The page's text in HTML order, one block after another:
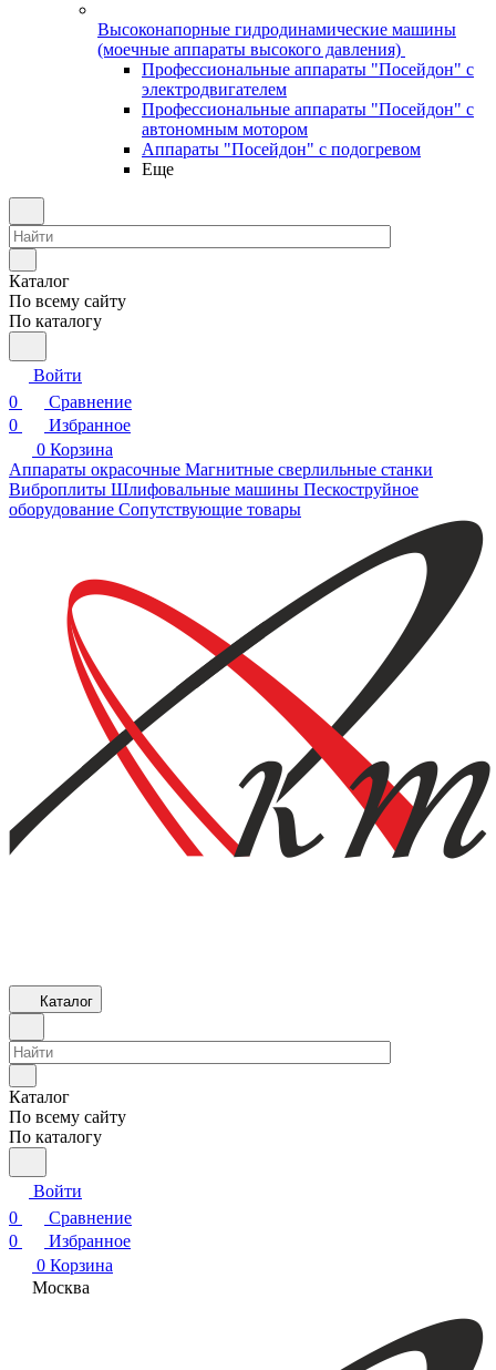
Высоконапорные гидродинамические машины
(моечные аппараты высокого давления)
Профессиональные аппараты "Посейдон" с
электродвигателем
Профессиональные аппараты "Посейдон" с
автономным мотором
Аппараты "Посейдон" с подогревом
Еще
Каталог
По всему сайту
По каталогу
Войти
0
Сравнение
0
Избранное
0 Корзина
Аппараты окрасочные Магнитные сверлильные станки
Виброплиты Шлифовальные машины Пескоструйное
оборудование Сопутствующие товары
Каталог
Каталог
По всему сайту
По каталогу
Войти
0
Сравнение
0
Избранное
0 Корзина
Москва